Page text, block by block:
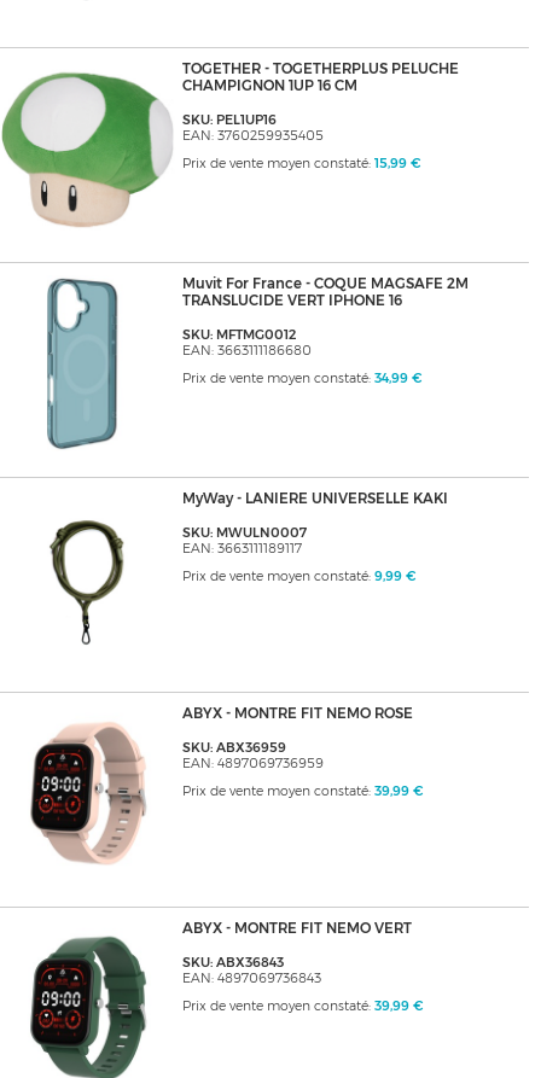
TOGETHER - TOGETHERPLUS PELUCHE
CHAMPIGNON 1UP 16 CM
SKU: PEL1UP16
EAN: 3760259935405
Prix de vente moyen constaté: 15,99 €
Muvit For France - COQUE MAGSAFE 2M
TRANSLUCIDE VERT IPHONE 16
SKU: MFTMG0012
EAN: 3663111186680
Prix de vente moyen constaté: 34,99 €
MyWay - LANIERE UNIVERSELLE KAKI
SKU: MWULN0007
EAN: 3663111189117
Prix de vente moyen constaté: 9,99 €
ABYX - MONTRE FIT NEMO ROSE
SKU: ABX36959
EAN: 4897069736959
Prix de vente moyen constaté: 39,99 €
ABYX - MONTRE FIT NEMO VERT
SKU: ABX36843
EAN: 4897069736843
Prix de vente moyen constaté: 39,99 €